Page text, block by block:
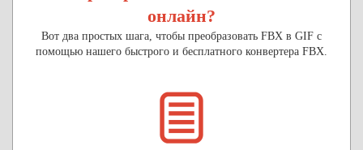
онлайн?
Вот два простых шага, чтобы преобразовать FBX в GIF с
помощью нашего быстрого и бесплатного конвертера FBX.